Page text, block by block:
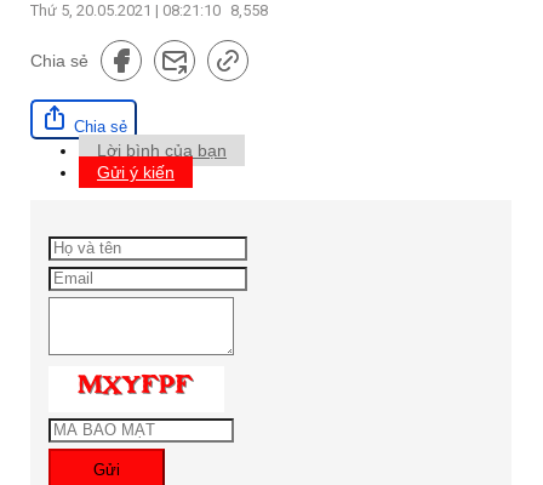
Thứ 5, 20.05.2021 | 08:21:10 8,558
Chia sẻ
Chia sẻ
Lời bình của bạn
Gửi ý kiến
Gửi